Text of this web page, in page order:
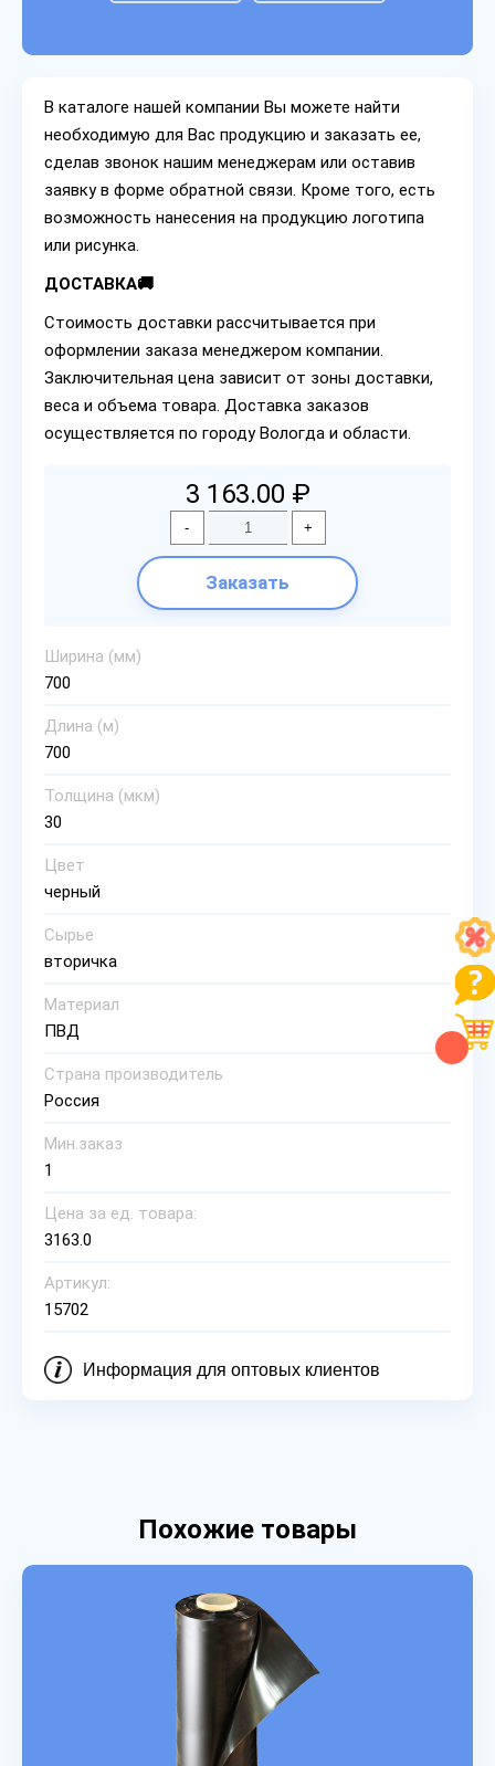
В каталоге нашей компании Вы можете найти
необходимую для Вас продукцию и заказать ее,
сделав звонок нашим менеджерам или оставив
заявку в форме обратной связи. Кроме того, есть
возможность нанесения на продукцию логотипа
или рисунка.
ДОСТАВКА🚚
Стоимость доставки рассчитывается при
оформлении заказа менеджером компании.
Заключительная цена зависит от зоны доставки,
веса и объема товара. Доставка заказов
осуществляется по городу Вологда и области.
3 163.00 ₽
- +
Заказать
Ширина (мм)
700
Длина (м)
700
Толщина (мкм)
30
Цвет
черный
Сырье
вторичка
Материал
ПВД
Страна производитель
Россия
Мин.заказ
1
Цена за ед. товара:
3163.0
Артикул:
15702
Информация для оптовых клиентов
Похожие товары